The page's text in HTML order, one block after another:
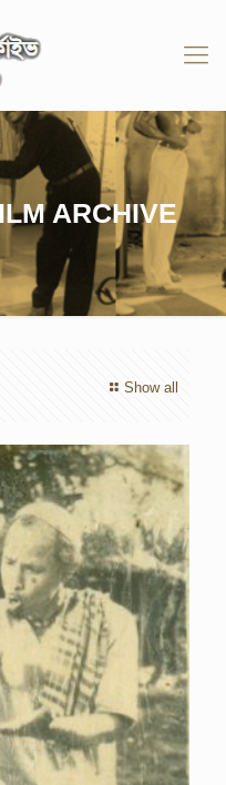
ARCHIVE
Show all